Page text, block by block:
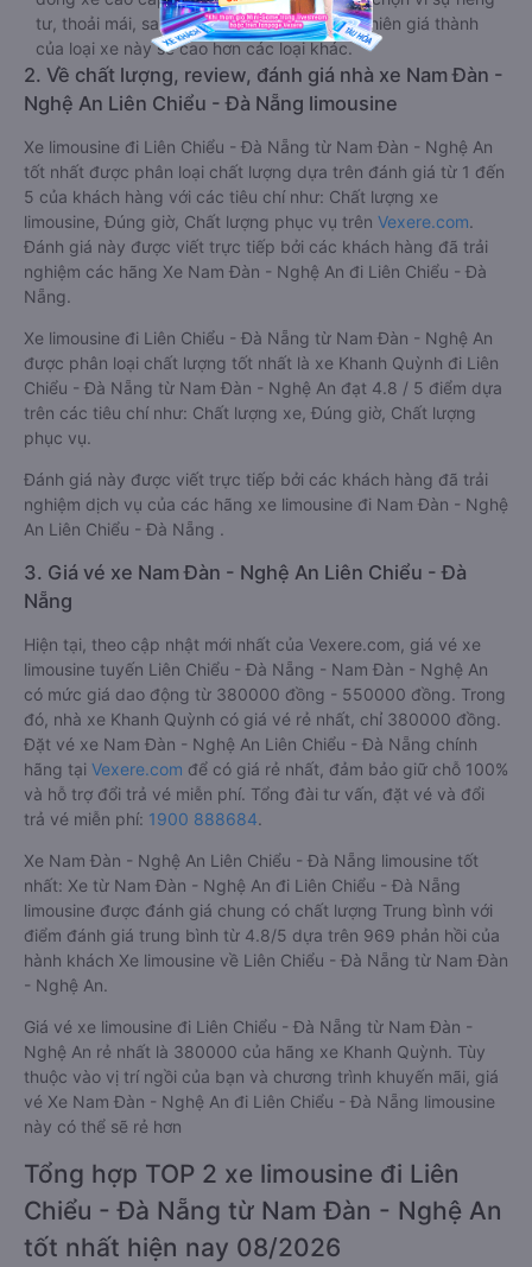
tư, thoải mái, sang trọng và tiện nghi. Tất nhiên giá thành
của loại xe này sẽ cao hơn các loại khác.
2. Về chất lượng, review, đánh giá nhà xe Nam Đàn -
Nghệ An Liên Chiểu - Đà Nẵng limousine
Xe limousine đi Liên Chiểu - Đà Nẵng từ Nam Đàn - Nghệ An
tốt nhất được phân loại chất lượng dựa trên đánh giá từ 1 đến
5 của khách hàng với các tiêu chí như: Chất lượng xe
limousine, Đúng giờ, Chất lượng phục vụ trên Vexere.com.
Đánh giá này được viết trực tiếp bởi các khách hàng đã trải
nghiệm các hãng Xe Nam Đàn - Nghệ An đi Liên Chiểu - Đà
Nẵng.
Xe limousine đi Liên Chiểu - Đà Nẵng từ Nam Đàn - Nghệ An
được phân loại chất lượng tốt nhất là xe Khanh Quỳnh đi Liên
Chiểu - Đà Nẵng từ Nam Đàn - Nghệ An đạt 4.8 / 5 điểm dựa
trên các tiêu chí như: Chất lượng xe, Đúng giờ, Chất lượng
phục vụ.
Đánh giá này được viết trực tiếp bởi các khách hàng đã trải
nghiệm dịch vụ của các hãng xe limousine đi Nam Đàn - Nghệ
An Liên Chiểu - Đà Nẵng .
3. Giá vé xe Nam Đàn - Nghệ An Liên Chiểu - Đà
Nẵng
Hiện tại, theo cập nhật mới nhất của Vexere.com, giá vé xe
limousine tuyến Liên Chiểu - Đà Nẵng - Nam Đàn - Nghệ An
có mức giá dao động từ 380000 đồng - 550000 đồng. Trong
đó, nhà xe Khanh Quỳnh có giá vé rẻ nhất, chỉ 380000 đồng.
Đặt vé xe Nam Đàn - Nghệ An Liên Chiểu - Đà Nẵng chính
hãng tại Vexere.com để có giá rẻ nhất, đảm bảo giữ chỗ 100%
và hỗ trợ đổi trả vé miễn phí. Tổng đài tư vấn, đặt vé và đổi
trả vé miễn phí: 1900 888684.
Xe Nam Đàn - Nghệ An Liên Chiểu - Đà Nẵng limousine tốt
nhất: Xe từ Nam Đàn - Nghệ An đi Liên Chiểu - Đà Nẵng
limousine được đánh giá chung có chất lượng Trung bình với
điểm đánh giá trung bình từ 4.8/5 dựa trên 969 phản hồi của
hành khách Xe limousine về Liên Chiểu - Đà Nẵng từ Nam Đàn
- Nghệ An.
Giá vé xe limousine đi Liên Chiểu - Đà Nẵng từ Nam Đàn -
Nghệ An rẻ nhất là 380000 của hãng xe Khanh Quỳnh. Tùy
thuộc vào vị trí ngồi của bạn và chương trình khuyến mãi, giá
vé Xe Nam Đàn - Nghệ An đi Liên Chiểu - Đà Nẵng limousine
này có thể sẽ rẻ hơn
Tổng hợp TOP 2 xe limousine đi Liên
Chiểu - Đà Nẵng từ Nam Đàn - Nghệ An
tốt nhất hiện nay 08/2026